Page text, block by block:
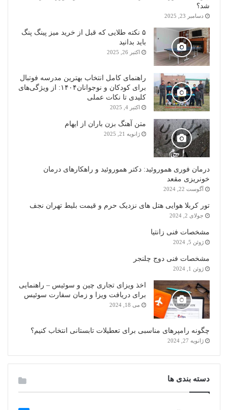
شد؟
دسامبر 23, 2025
۵ نکته طلایی که قبل از خرید میز پینگ پنگ
باید بدانید
اکتبر 26, 2025
راهنمای کامل انتخاب بهترین مدرسه فوتبال
برای کودکان و نوجوانان۱۴۰۴: از ویژگی‌های
کلیدی تا نکات عملی
اکتبر 4, 2025
متن آهنگ بزن باران از ایهام
ژانویه 21, 2025
درمان فوری هموروئید: دکتر هموروئید و راهکارهای درمان
خونریزی مقعد
آگوست 22, 2024
تور کربلا هوایی هتل های نزدیک حرم و قیمت بلیط تهران نجف
جولای 2, 2024
مشخصات فنی زانتیا
ژوئن 5, 2024
مشخصات فنی دوج چلنجر
ژوئن 1, 2024
اخذ ویزای تجاری چین و سوئیس – راهنمایی
برای دریافت ویزا و زمان سفارت سوئیس
می 18, 2024
چگونه رامپرهای مناسبی برای تعطیلات تابستانی انتخاب کنیم؟
ژانویه 27, 2024
دسته بندی ها